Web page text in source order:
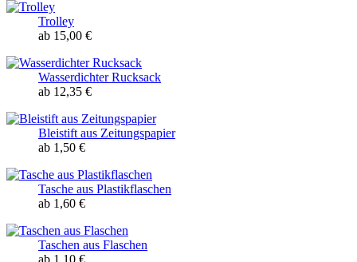
Trolley
ab 15,00 €
Wasserdichter Rucksack
ab 12,35 €
Bleistift aus Zeitungspapier
ab 1,50 €
Tasche aus Plastikflaschen
ab 1,60 €
Taschen aus Flaschen
ab 1,10 €